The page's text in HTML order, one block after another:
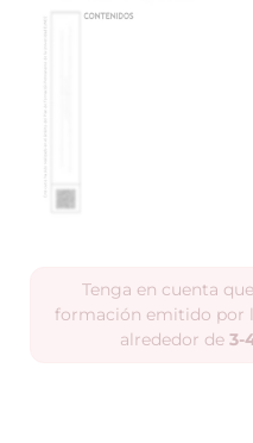
Tenga en cuenta
formación emitido por
alrededor de 3-